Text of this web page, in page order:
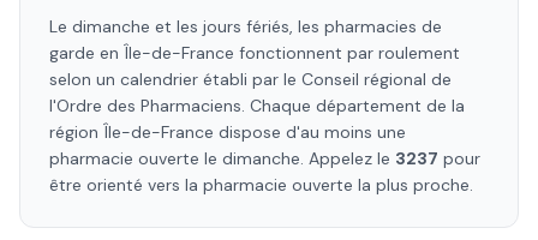
Le dimanche et les jours fériés, les pharmacies de
garde en Île-de-France fonctionnent par roulement
selon un calendrier établi par le Conseil régional de
l'Ordre des Pharmaciens. Chaque département de la
région Île-de-France dispose d'au moins une
pharmacie ouverte le dimanche. Appelez le 3237 pour
être orienté vers la pharmacie ouverte la plus proche.